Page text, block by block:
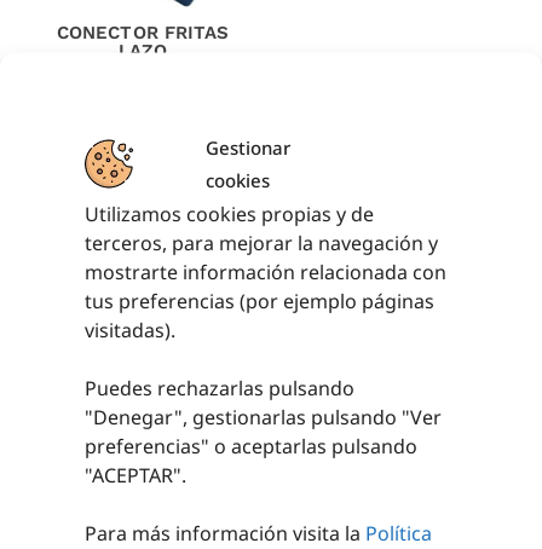
Gestionar
cookies
Utilizamos cookies propias y de
terceros, para mejorar la navegación y
mostrarte información relacionada con
tus preferencias (por ejemplo páginas
visitadas).
Puedes rechazarlas pulsando
"Denegar", gestionarlas pulsando "Ver
preferencias" o aceptarlas pulsando
"ACEPTAR".
Para más información visita la Política
CONECTOR FRITAS
LAZO
AÑADIR AL
CARRITO
PRODUCTOS RELACIONADOS